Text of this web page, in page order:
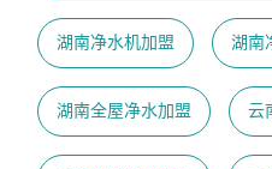
湖南净水机加盟 湖南
湖南全屋净水加盟 云